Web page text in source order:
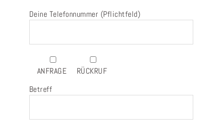
Deine Telefonnummer (Pflichtfeld)
ANFRAGE
RÜCKRUF
Betreff